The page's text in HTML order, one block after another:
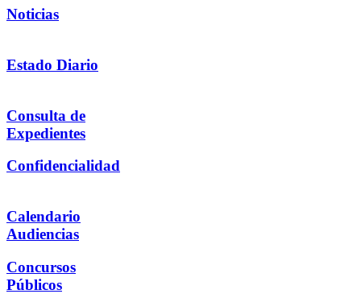
Noticias
Estado Diario
Consulta de
Expedientes
Confidencialidad
Calendario
Audiencias
Concursos
Públicos